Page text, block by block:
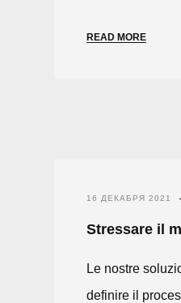
READ MORE
16 ДЕКАБРЯ 2021
Stressare il
Le nostre
definire il